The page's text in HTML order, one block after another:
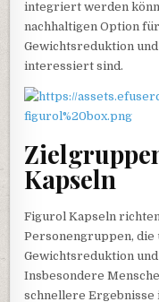
integriert werden
nachhaltigen Option
Gewichtsreduktion
interessiert sind.
Kapseln
Figurol Kapseln
Personengruppen,
Gewichtsreduktion
Insbesondere
schnellere Ergebnisse